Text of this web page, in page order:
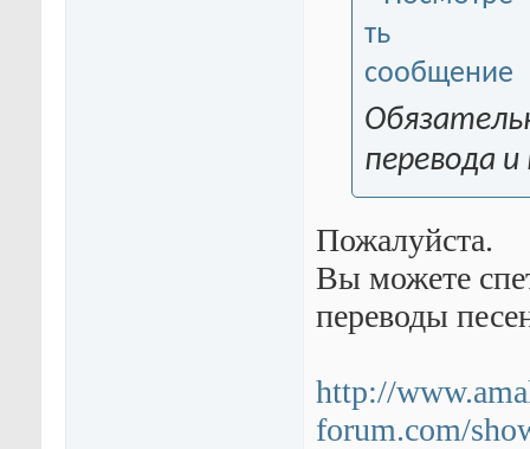
перевода
Пожалуйста.
Вы можете
переводы
http://
forum.com/